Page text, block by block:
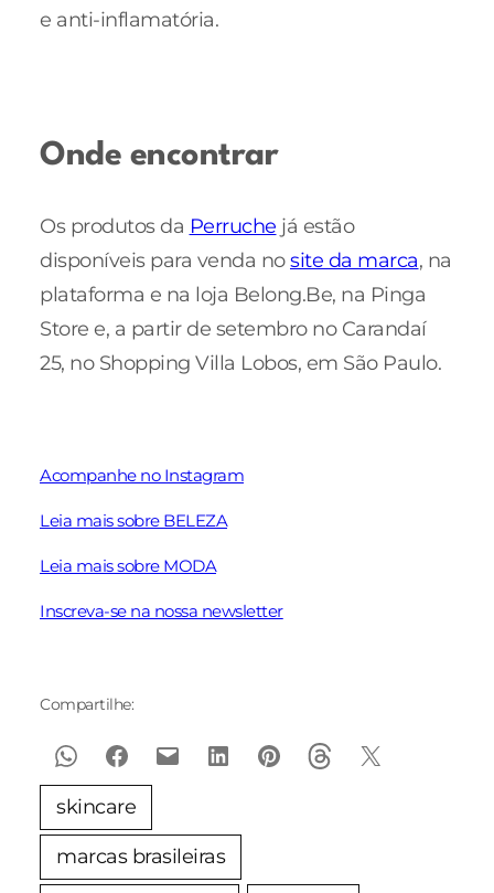
e anti-inflamatória.
Onde encontrar
Os produtos da Perruche já estão
disponíveis para venda nosite da marca, na
plataforma e na loja Belong.Be, na Pinga
Store e, a partir de setembro no Carandaí
25, no Shopping Villa Lobos, em São Paulo.
Acompanhe no Instagram
Leia mais sobre BELEZA
Leia mais sobre MODA
Inscreva-se na nossa newsletter
Compartilhe:
skincare
marcas brasileiras